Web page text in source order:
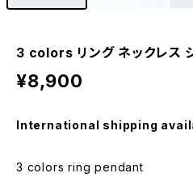
3 colors リング ネックレス
¥8,900
International shipping
3 colors ring pendant